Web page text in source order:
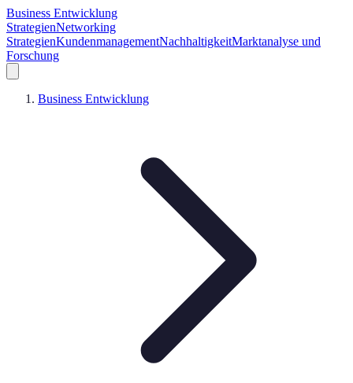
Business Entwicklung
StrategienNetworking
StrategienKundenmanagementNachhaltigkeitMarktanalyse und
Forschung
Business Entwicklung